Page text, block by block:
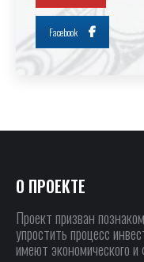
Facebook
О ПРОЕКТЕ
Проект призван
упростить процесс
имеют экономического и